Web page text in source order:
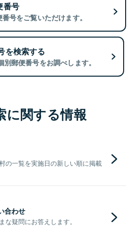
番号
号をご覧いただけます。
を検索する
郵便番号をお調べします。
に関する情報
の一覧を実施日の新しい順に掲載
合わせ
な疑問にお答えします。